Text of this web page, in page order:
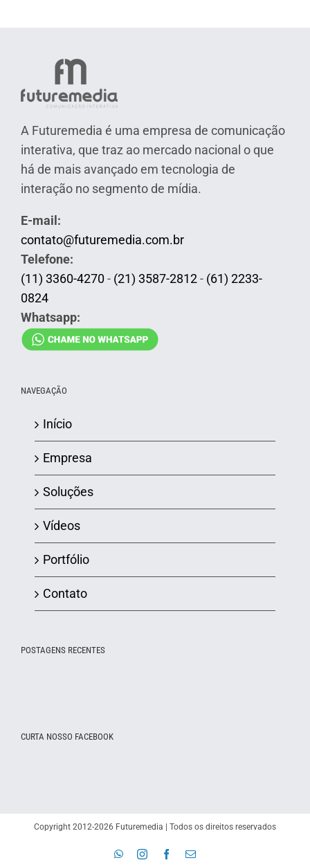
A Futuremedia é uma empresa de comunicação
interativa, que traz ao mercado nacional o que
há de mais avançado em tecnologia de
interação no segmento de mídia.
E-mail:
contato@futuremedia.com.br
Telefone:
(11) 3360-4270 - (21) 3587-2812- (61) 2233-
0824
Whatsapp:
NAVEGAÇÃO
Início
Empresa
Soluções
Vídeos
Portfólio
Contato
POSTAGENS RECENTES
CURTA NOSSO FACEBOOK
Copyright 2012-2026 Futuremedia | Todos os direitos reservados
WhatsAppInstagramFacebook
E-